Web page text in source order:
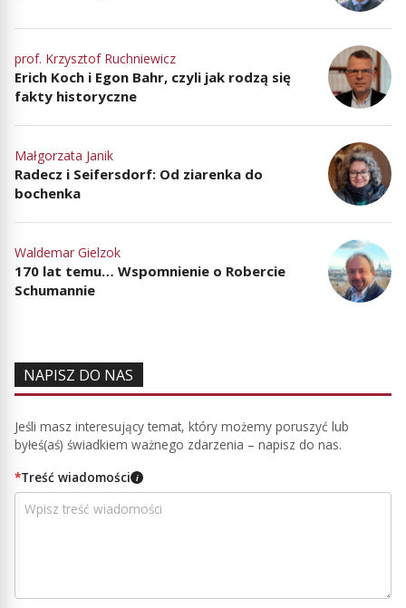
prof. Krzysztof Ruchniewicz
Erich Koch i Egon Bahr, czyli jak rodzą się
fakty historyczne
Małgorzata Janik
Radecz i Seifersdorf: Od ziarenka do
bochenka
Waldemar Gielzok
170 lat temu… Wspomnienie o Robercie
Schumannie
NAPISZ DO NAS
Jeśli masz interesujący temat, który możemy poruszyć lub
byłeś(aś) świadkiem ważnego zdarzenia – napisz do nas.
*Treść wiadomości i